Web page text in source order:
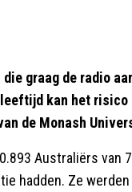
graag de radio
kan het risico
de Monash
Australiërs van
hadden. Ze